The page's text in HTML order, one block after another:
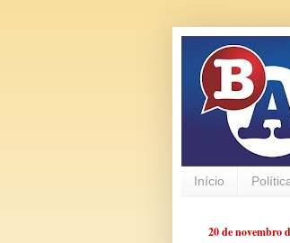
Início
20 de novembro